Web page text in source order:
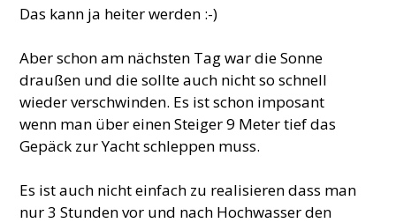
Das kann ja heiter werden :-)
Aber schon am nächsten Tag war die Sonne
draußen und die sollte auch nicht so schnell
wieder verschwinden. Es ist schon imposant
wenn man über einen Steiger 9 Meter tief das
Gepäck zur Yacht schleppen muss.
Es ist auch nicht einfach zu realisieren dass man
nur 3 Stunden vor und nach Hochwasser den